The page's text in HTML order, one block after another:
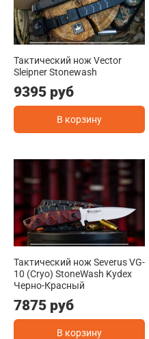
Тактический нож Vector
Sleipner Stonewash
9395 руб
В корзину
Тактический нож Severus VG-
10 (Cryo) StoneWash Kydex
Черно-Красный
7875 руб
В корзину